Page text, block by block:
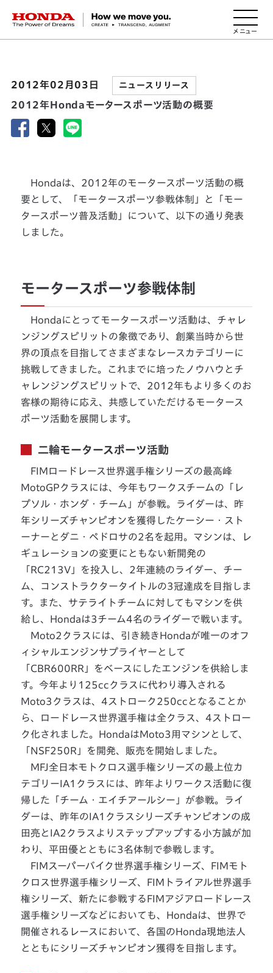
HONDA The Power of Dreams
2012年02月03日 ニュースリリース
2012年Hondaモータースポーツ活動の概要
Hondaは、2012年のモータースポーツ活動の概
要として、「モータースポーツ参戦体制」と「モー
タースポーツ普及活動」について、以下の通り発表
しました。
モータースポーツ参戦体制
Hondaにとってモータースポーツ活動は、チャレ
ンジングスピリットの象徴であり、創業当時から世
界の頂点を目指してさまざまなレースカテゴリーに
挑戦してきました。これまでに培ったノウハウとチ
ャレンジングスピリットで、2012年もより多くのお
客様の期待に応え、共感していただけるモータース
ポーツ活動を展開します。
二輪モータースポーツ活動
FIMロードレース世界選手権シリーズの最高峰
MotoGPクラスには、今年もワークスチームの「レ
プソル・ホンダ・チーム」が参戦。ライダーは、昨
年シリーズチャンピオンを獲得したケーシー・スト
ーナーとダニ・ペドロサの2名を起用。マシンは、レ
ギュレーションの変更にともない新開発の
「RC213V」を投入し、2年連続のライダー、チー
ム、コンストラクタータイトルの3冠達成を目指しま
す。また、サテライトチームに対してもマシンを供
給し、Hondaは3チーム4名のライダーで戦います。
Moto2クラスには、引き続きHondaが唯一のオフ
ィシャルエンジンサプライヤーとして
「CBR600RR」をベースにしたエンジンを供給しま
す。今年より125ccクラスに代わり導入される
Moto3クラスは、4ストローク250ccとなることか
ら、ロードレース世界選手権は全クラス、4ストロー
ク化されました。HondaはMoto3用マシンとして、
「NSF250R」を開発、販売を開始しました。
MFJ全日本モトクロス選手権シリーズの最上位カ
テゴリーIA1クラスには、昨年よりワークス活動に復
帰した「チーム・エイチアールシー」が参戦。ライ
ダーは、昨年のIA1クラスシリーズチャンピオンの成
田亮とIA2クラスよりステップアップする小方誠が加
わり、平田優とともに3名体制で参戦します。
FIMスーパーバイク世界選手権シリーズ、FIMモト
クロス世界選手権シリーズ、FIMトライアル世界選手
権シリーズ、新たに参戦するFIMアジアロードレース
選手権シリーズなどにおいても、Hondaは、世界で
開催されるレースにおいて、各国のHonda現地法人
とともにシリーズチャンピオン獲得を目指します。